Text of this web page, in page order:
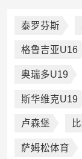
泰罗芬斯
格鲁吉亚U16
奥瑞多U19
斯华维克U19
卢森堡
萨姆松体育